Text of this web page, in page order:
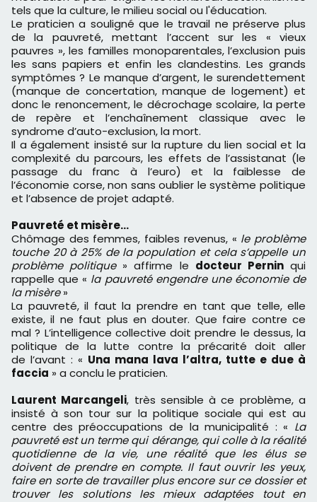
tels que la culture, le milieu social ou l'éducation.
Le praticien a souligné que le travail ne préserve plus
de la pauvreté, mettant l’accent sur les « vieux
pauvres », les familles monoparentales, l’exclusion puis
les sans papiers et enfin les clandestins. Les grands
symptômes ? Le manque d’argent, le surendettement
(manque de concertation, manque de logement) et
donc le renoncement, le décrochage scolaire, la perte
de repère et l’enchaînement classique avec le
syndrome d’auto-exclusion, la mort.
Il a également insisté sur la rupture du lien social et la
complexité du parcours, les effets de l’assistanat (le
passage du franc à l’euro) et la faiblesse de
l’économie corse, non sans oublier le système politique
et l’absence de projet adapté.
Pauvreté et misère…
Chômage des femmes, faibles revenus, « le problème
touche 20 à 25% de la population et cela s’appelle un
problème politique » affirme le docteur Perninqui
rappelle que « la pauvreté engendre une économie de
la misère»
La pauvreté, il faut la prendre en tant que telle, elle
existe, il ne faut plus en douter. Que faire contre ce
mal ? L’intelligence collective doit prendre le dessus, la
politique de la lutte contre la précarité doit aller
de l’avant : « Una mana lava l’altra, tutte e due à
faccia » a conclu le praticien.
Laurent Marcangeli, très sensible à ce problème, a
insisté à son tour sur la politique sociale qui est au
centre des préoccupations de la municipalité : « La
pauvreté est un terme qui dérange, qui colle à la réalité
quotidienne de la vie, une réalité que les élus se
doivent de prendre en compte. Il faut ouvrir les yeux,
faire en sorte de travailler plus encore sur ce dossier et
trouver les solutions les mieux adaptées tout en